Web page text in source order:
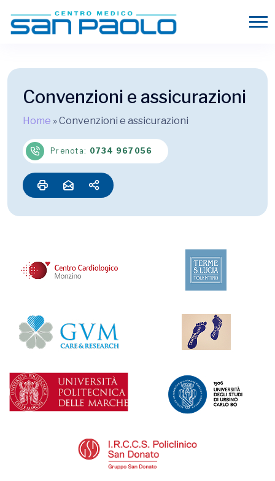
Convenzioni e assicurazioni
Home »Convenzioni e assicurazioni
Prenota: 0734 967056